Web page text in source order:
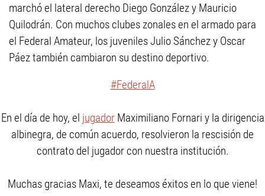
marchó el lateral derecho Diego González y Mauricio
Quilodrán. Con muchos clubes zonales en el armado para
el Federal Amateur, los juveniles Julio Sánchez y Oscar
Páez también cambiaron su destino deportivo.
#FederalA
En el día de hoy, el jugadorMaximiliano Fornari y la dirigencia
albinegra, de común acuerdo, resolvieron la rescisión de
contrato del jugador con nuestra institución.
Muchas gracias Maxi, te deseamos éxitos en lo que viene!